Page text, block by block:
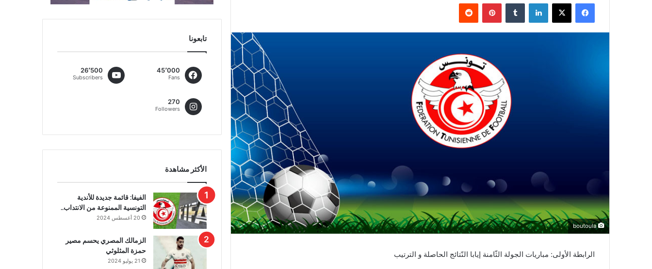
فيسبوك ‫X لينكدإن بينتيريست
boutoula
الرابطة الأولى: مباريات الجولة الثّامنة إيابا النّتائج الحاصلة و الترتيب
تابعونا
45٬000
Fans
26٬500
Subscribers
270
Followers
الأكثر مشاهدة
الفيفا: قائمة جديدة للأندية
التونسية الممنوعة من الانتداب..
20 أغسطس 2024
الزمالك المصري يحسم مصير
حمزة المثلوثي
21 يوليو 2024